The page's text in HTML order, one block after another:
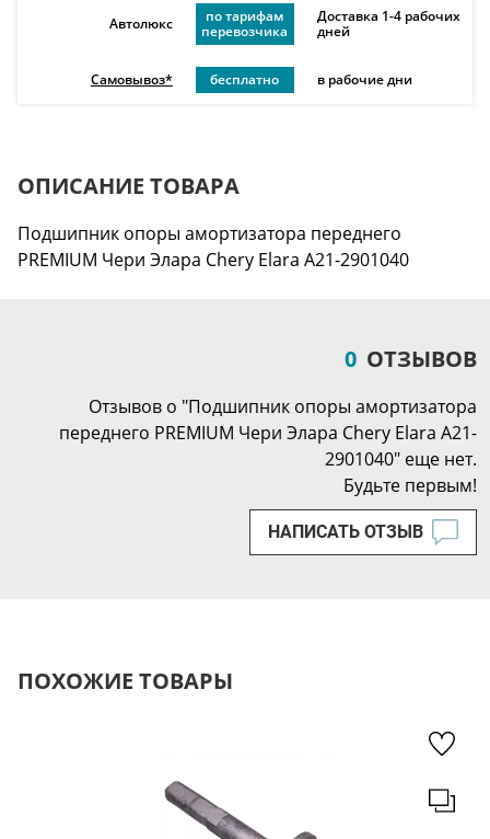
Автолюкс
по тарифам
перевозчика
Доставка 1-4 рабочих
дней
Самовывоз* бесплатно в рабочие дни
ОПИСАНИЕ ТОВАРА
Подшипник опоры амортизатора переднего
PREMIUM Чери Элара Chery Elara A21-2901040
0 ОТЗЫВОВ
Отзывов о "Подшипник опоры амортизатора
переднего PREMIUM Чери Элара Chery Elara A21-
2901040" еще нет.
Будьте первым!
НАПИСАТЬ ОТЗЫВ
ПОХОЖИЕ ТОВАРЫ